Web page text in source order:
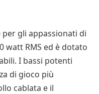
per gli appassionati di
watt RMS ed è dotato
I bassi potenti
di gioco più
cablata e il